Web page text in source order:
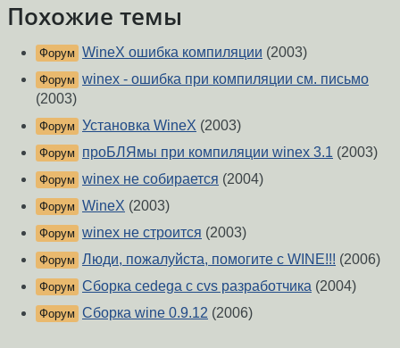
Похожие темы
Форум WineX ошибка компиляции (2003)
Форум winex - ошибка при компиляции см. письмо
(2003)
Форум Установка WineX (2003)
Форум проБЛЯмы при компиляции winex 3.1 (2003)
Форум winex не собирается (2004)
Форум WineX (2003)
Форум winex не строится (2003)
Форум Люди, пожалуйста, помогите с WINE!!! (2006)
Форум Сборка cedega с cvs разработчика (2004)
Форум Сборка wine 0.9.12 (2006)